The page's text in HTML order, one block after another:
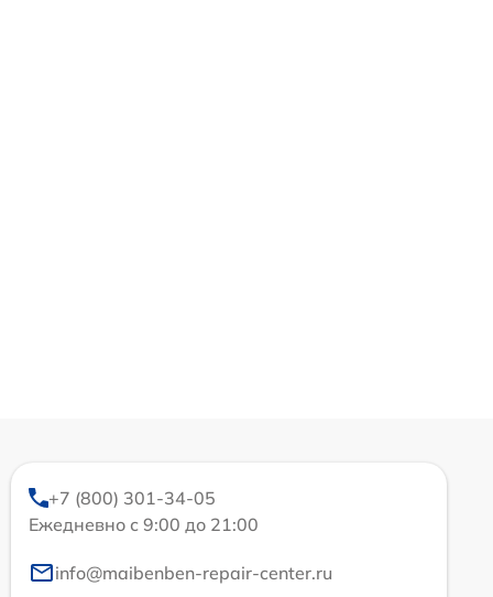
+7 (800) 301-34-05
Ежедневно с 9:00 до 21:00
info@maibenben-repair-center.ru